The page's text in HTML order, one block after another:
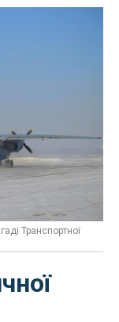
Транспортної